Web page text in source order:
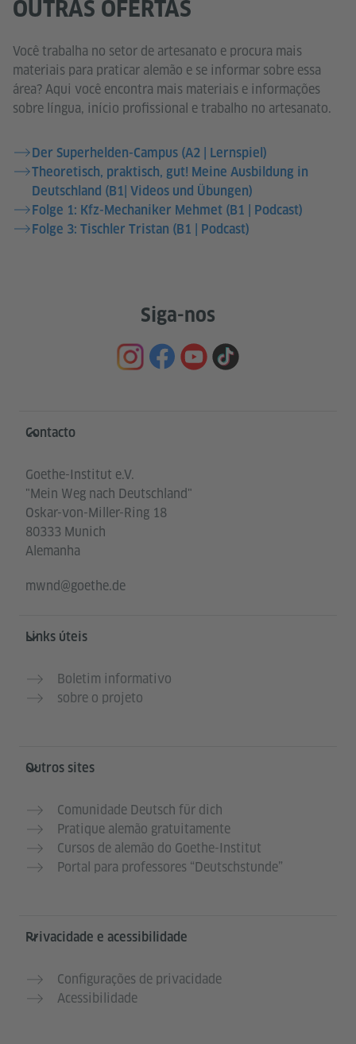
OUTRAS OFERTAS
Você trabalha no setor de artesanato e procura mais
materiais para praticar alemão e se informar sobre essa
área? Aqui você encontra mais materiais e informações
sobre língua, início profissional e trabalho no artesanato.
Der Superhelden-Campus (A2 | Lernspiel)
Theoretisch, praktisch, gut! Meine Ausbildung in
Deutschland (B1| Videos und Übungen)
Folge 1: Kfz-Mechaniker Mehmet (B1 | Podcast)
Folge 3: Tischler Tristan (B1 | Podcast)
Siga-nos
Service- und Informationsbereich
Contacto
Goethe-Institut e.V.
"Mein Weg nach Deutschland"
Oskar-von-Miller-Ring 18
80333 Munich
Alemanha
mwnd@goethe.de
Links úteis
Boletim informativo
sobre o projeto
Outros sites
Comunidade Deutsch für dich
Pratique alemão gratuitamente
Cursos de alemão do Goethe-Institut
Portal para professores “Deutschstunde”
Privacidade e acessibilidade
Configurações de privacidade
Acessibilidade